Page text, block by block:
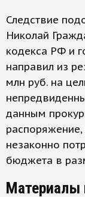
Следствие
Николай
кодекса РФ и
направил из
млн руб. на
данным
незаконно
бюджета в
Материалы